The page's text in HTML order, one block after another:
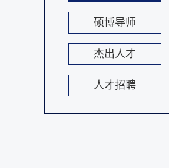
硕博导师
杰出人才
人才招聘